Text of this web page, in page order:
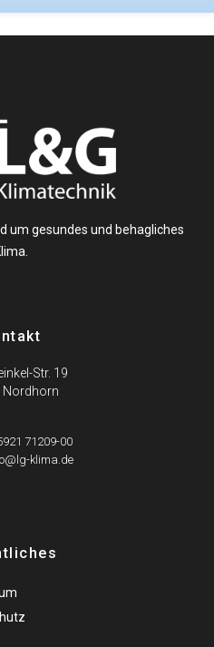
um gesundes und behagliches
Str. 19
Nordhorn
71209-00
klima.de